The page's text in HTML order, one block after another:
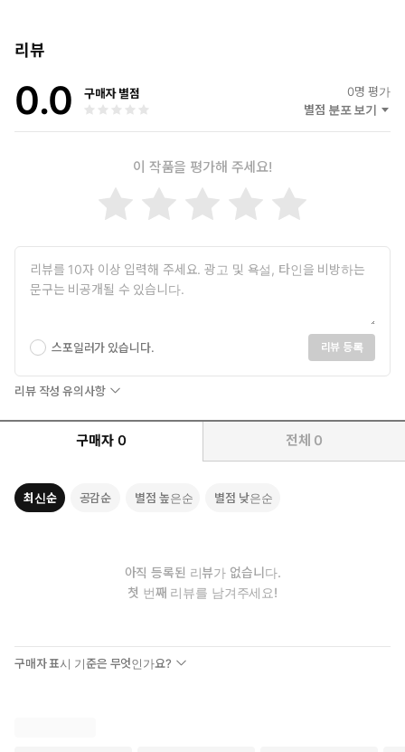
리뷰
0.0 구매자 별점 0명 평가
별점 분포 보기
이 작품을 평가해 주세요!
스포일러가 있습니다. 리뷰 등록
리뷰 작성 유의사항
구매자 0 전체 0
최신순 공감순 별점 높은순 별점 낮은순
아직 등록된 리뷰가 없습니다.
첫 번째 리뷰를 남겨주세요!
구매자 표시 기준은 무엇인가요?